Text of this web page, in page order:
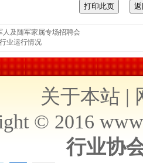
及随军家属专场招聘会
业运行情况
关于本站 |
© 2016
行业协